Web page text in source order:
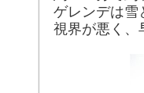
ゲレンデは雪
視界が悪く、